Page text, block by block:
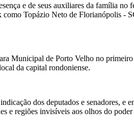
e de seus auxiliares da família no
Topázio Neto de Florianópolis -
Municipal de Porto Velho no
da capital rondoniense.
dos deputados e senadores, e
e regiões invisíveis aos olhos do